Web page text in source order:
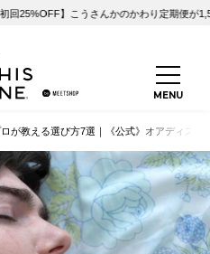
便が1,500円OFF！
が教える選び方7選｜《公式》オアディスワ